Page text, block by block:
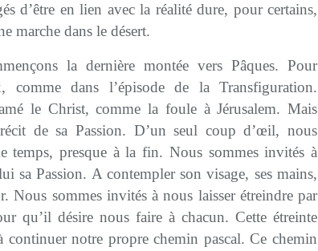
d’être en lien avec la réalité dure, pour certains,
marche dans le désert.
la dernière montée vers Pâques. Pour
comme dans l’épisode de la Transfiguration.
le Christ, comme la foule à Jérusalem. Mais
de sa Passion. D’un seul coup d’œil, nous
temps, presque à la fin. Nous sommes invités à
sa Passion. A contempler son visage, ses mains,
Nous sommes invités à nous laisser étreindre par
qu’il désire nous faire à chacun. Cette étreinte
continuer notre propre chemin pascal. Ce chemin